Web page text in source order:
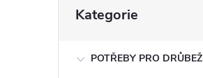
kategorie
Kategorie
POTŘEBY PRO DRŮBEŽ